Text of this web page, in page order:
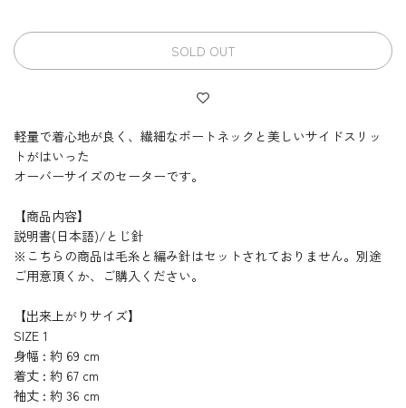
SOLD OUT
軽量で着心地が良く、繊細なボートネックと美しいサイドスリッ
トがはいった
オーバーサイズのセーターです。
【商品内容】
説明書(日本語)/とじ針
※こちらの商品は毛糸と編み針はセットされておりません。別途
ご用意頂くか、ご購入ください。
【出来上がりサイズ】
SIZE 1
身幅 : 約 69 cm
着丈 : 約 67 cm
袖丈 : 約 36 cm